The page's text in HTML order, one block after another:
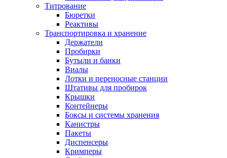
Титрование
Бюретки
Реактивы
Транспортировка и хранение
Держатели
Пробирки
Бутыли и банки
Виалы
Лотки и переносные станции
Штативы для пробирок
Крышки
Контейнеры
Боксы и системы хранения
Канистры
Пакеты
Диспенсеры
Кримперы